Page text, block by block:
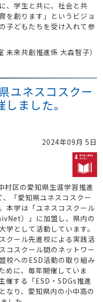
、学生と共に、社会と共
を創ります」というビジョ
子どもたちを受け入れて参
未来共創推進係 大森智子）
ユネスコスクー
ました。
2024年09月 5日
村区の愛知県生涯学習推進
「愛知県ユネスコスクー
本学は「ユネスコスクール
）」に加盟し、県内の
として活動しています。
クール先進校による実践活
コスクール間のネットワー
校へのESD活動の取り組み
めに、毎年開催していま
催する「ESD・SDGs推進
なり、愛知県内の小中高の